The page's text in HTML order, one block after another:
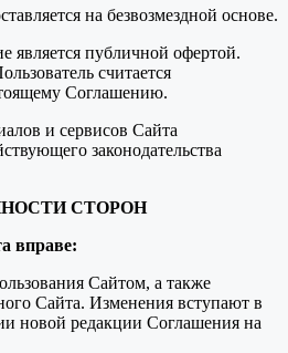
на безвозмездной основе.
является публичной офертой.
считается
Соглашению.
и сервисов Сайта
законодательства
СТОРОН
вправе:
Сайтом, а также
Сайта. Изменения вступают в
новой редакции Соглашения на